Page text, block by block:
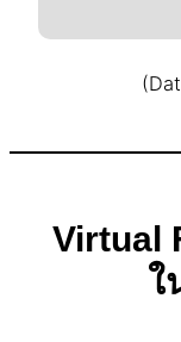
Virtual
ใ